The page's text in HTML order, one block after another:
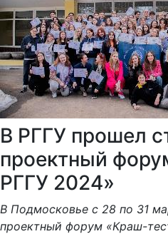
В РГГУ прошел
проектный
РГГУ 2024»‎
В Подмосковье с 28 по 31
проектный форум «Краш-
Мероприятие объединило на